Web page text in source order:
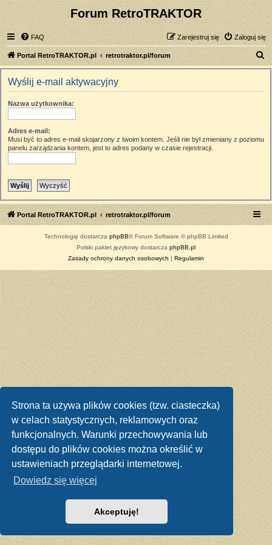
Strona ta używa plików cookies (tzw. ciasteczka)
w celach statystycznych, reklamowych oraz
funkcjonalnych. Warunki przechowywania lub
dostępu do plików cookies można określić w
ustawieniach przeglądarki internetowej.
Dowiedz się więcej
Akceptuję!
Forum RetroTRAKTOR
FAQ Zaloguj się
Zarejestruj się
Portal RetroTRAKTOR.pl retrotraktor.pl/forum
z
Wyślij e-mail aktywacyjny
Nazwa użytkownika:
Adres e-mail:
Musi być to adres e-mail skojarzony z twoim kontem. Jeśli nie był zmieniany z poziomu
panelu zarządzania kontem, jest to adres podany w czasie rejestracji.
Portal RetroTRAKTOR.pl retrotraktor.pl/forum
Technologię dostarcza phpBB® Forum Software © phpBB Limited
Polski pakiet językowy dostarcza phpBB.pl
Zasady ochrony danych osobowych | Regulamin